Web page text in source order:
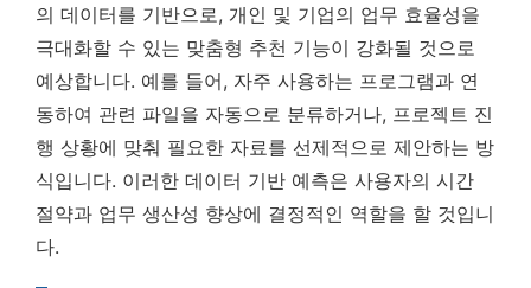
의 데이터를 기반으로, 개인 및 기업의 업무 효율성을
극대화할 수 있는 맞춤형 추천 기능이 강화될 것으로
예상합니다. 예를 들어, 자주 사용하는 프로그램과 연
동하여 관련 파일을 자동으로 분류하거나, 프로젝트 진
행 상황에 맞춰 필요한 자료를 선제적으로 제안하는 방
식입니다. 이러한 데이터 기반 예측은 사용자의 시간
절약과 업무 생산성 향상에 결정적인 역할을 할 것입니
다.